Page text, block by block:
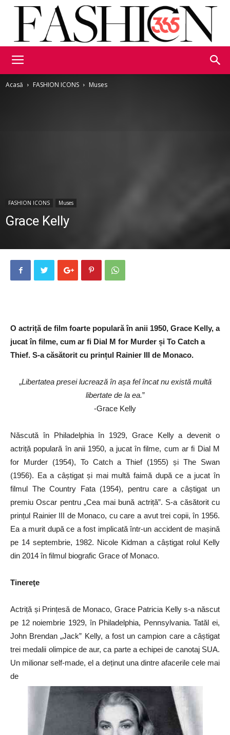
Acasă FASHION ICONS Muses
FASHION ICONS Muses
Grace Kelly
O actriță de film foarte populară în anii 1950, Grace Kelly, a
jucat în filme, cum ar fi Dial M for Murder și To Catch a
Thief. S-a căsătorit cu prințul Rainier III de Monaco.
„Libertatea presei lucrează în așa fel încat nu există multă
libertate de la ea.”
-Grace Kelly
Născută în Philadelphia în 1929, Grace Kelly a devenit o
actriță populară în anii 1950, a jucat în filme, cum ar fi Dial M
for Murder (1954), To Catch a Thief (1955) și The Swan
(1956). Ea a câștigat și mai multă faimă după ce a jucat în
filmul The Country Fata (1954), pentru care a câștigat un
premiu Oscar pentru „Cea mai bună actriță”. S-a căsătorit cu
prințul Rainier III de Monaco, cu care a avut trei copii, în 1956.
Ea a murit după ce a fost implicată într-un accident de mașină
pe 14 septembrie, 1982. Nicole Kidman a câștigat rolul Kelly
din 2014 în filmul biografic Grace of Monaco.
Tinereţe
Actriță și Prințesă de Monaco, Grace Patricia Kelly s-a născut
pe 12 noiembrie 1929, în Philadelphia, Pennsylvania. Tatăl ei,
John Brendan „Jack” Kelly, a fost un campion care a câștigat
trei medalii olimpice de aur, ca parte a echipei de canotaj SUA.
Un milionar self-made, el a deținut una dintre afacerile cele mai
de